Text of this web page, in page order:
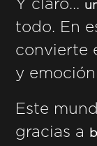
Y claro…
todo. En
convierte
y
Este
gracias a